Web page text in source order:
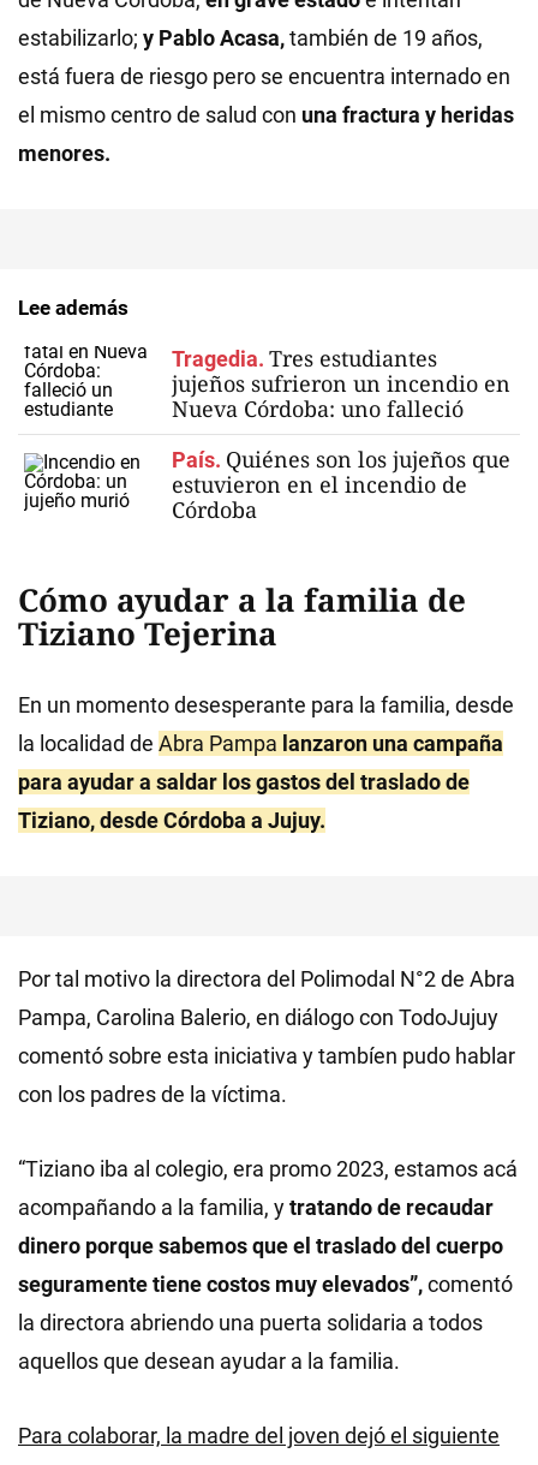
estabilizarlo; y PabloAcasa,también de 19 años,
está fuera de riesgo pero se encuentra internado en
el mismo centro de salud con una fractura y heridas
menores.
Lee además
Tragedia. Tres estudiantes
jujeños sufrieron un incendio en
Nueva Córdoba: uno falleció
País. Quiénes son los jujeños que
estuvieron en el incendio de
Córdoba
Cómo ayudar a la familia de
Tiziano Tejerina
En un momento desesperante para la familia, desde
la localidad de Abra Pampa lanzaron una campaña
para ayudar a saldar los gastos del traslado de
Tiziano, desde Córdoba a Jujuy.
Por tal motivo la directora del Polimodal N°2 de Abra
Pampa, Carolina Balerio, en diálogo con TodoJujuy
comentó sobre esta iniciativa y tambíen pudo hablar
con los padres de la víctima.
“Tiziano iba al colegio, era promo 2023, estamos acá
acompañando a la familia, ytratando de recaudar
dinero porque sabemos que el traslado del cuerpo
seguramente tiene costos muy elevados”,comentó
la directora abriendo una puerta solidaria a todos
aquellos que desean ayudar a la familia.
Para colaborar, la madre del joven dejó el siguiente